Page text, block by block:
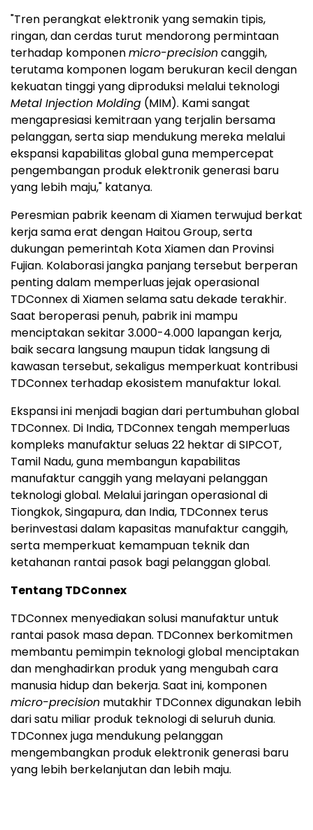
"Tren perangkat elektronik yang semakin tipis,
ringan, dan cerdas turut mendorong permintaan
terhadap komponenmicro-precisioncanggih,
terutama komponen logam berukuran kecil dengan
kekuatan tinggi yang diproduksi melalui teknologi
Metal Injection Molding (MIM). Kami sangat
mengapresiasi kemitraan yang terjalin bersama
pelanggan, serta siap mendukung mereka melalui
ekspansi kapabilitas global guna mempercepat
pengembangan produk elektronik generasi baru
yang lebih maju," katanya.
Peresmian pabrik keenam di Xiamen terwujud berkat
kerja sama erat dengan Haitou Group, serta
dukungan pemerintah Kota Xiamen dan Provinsi
Fujian. Kolaborasi jangka panjang tersebut berperan
penting dalam memperluas jejak operasional
TDConnex di Xiamen selama satu dekade terakhir.
Saat beroperasi penuh, pabrik ini mampu
menciptakan sekitar 3.000-4.000 lapangan kerja,
baik secara langsung maupun tidak langsung di
kawasan tersebut, sekaligus memperkuat kontribusi
TDConnex terhadap ekosistem manufaktur lokal.
Ekspansi ini menjadi bagian dari pertumbuhan global
TDConnex. Di India, TDConnex tengah memperluas
kompleks manufaktur seluas 22 hektar di SIPCOT,
Tamil Nadu, guna membangun kapabilitas
manufaktur canggih yang melayani pelanggan
teknologi global. Melalui jaringan operasional di
Tiongkok, Singapura, dan India, TDConnex terus
berinvestasi dalam kapasitas manufaktur canggih,
serta memperkuat kemampuan teknik dan
ketahanan rantai pasok bagi pelanggan global.
Tentang TDConnex
TDConnex menyediakan solusi manufaktur untuk
rantai pasok masa depan. TDConnex berkomitmen
membantu pemimpin teknologi global menciptakan
dan menghadirkan produk yang mengubah cara
manusia hidup dan bekerja. Saat ini, komponen
micro-precision mutakhir TDConnex digunakan lebih
dari satu miliar produk teknologi di seluruh dunia.
TDConnex juga mendukung pelanggan
mengembangkan produk elektronik generasi baru
yang lebih berkelanjutan dan lebih maju.